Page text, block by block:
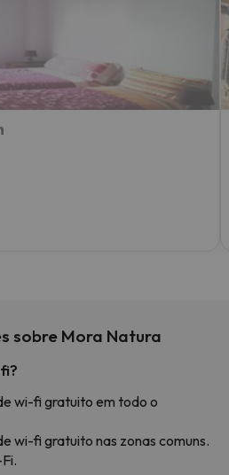
sobre Mora Natura
wi-fi gratuito em todo o
wi-fi gratuito nas zonas comuns.